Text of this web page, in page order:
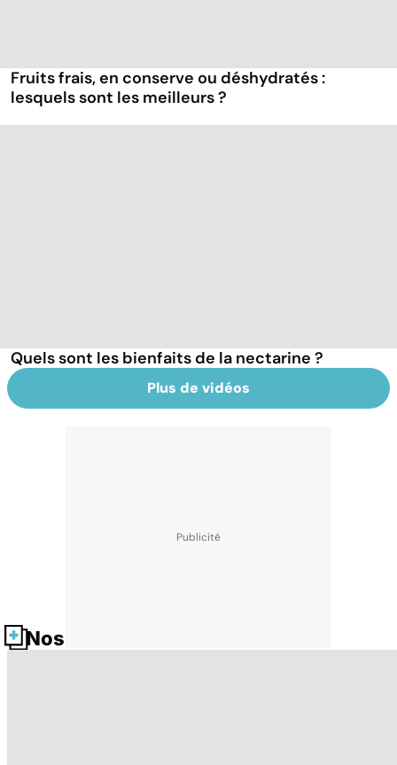
Fruits frais, en conserve ou déshydratés :
lesquels sont les meilleurs ?
Quels sont les bienfaits de la nectarine ?
Plus de vidéos
Nos fiches santé